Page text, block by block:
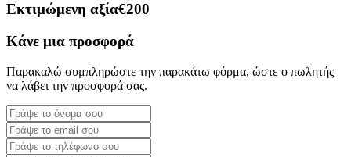
Εκτιμώμενη αξία€200
Κάνε μια προσφορά
Παρακαλώ συμπληρώστε την παρακάτω φόρμα, ώστε ο πωλητής
να λάβει την προσφορά σας.